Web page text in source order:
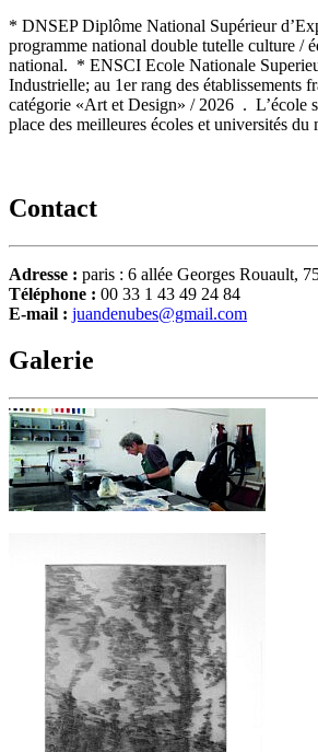
* DNSEP Diplôme National Supérieur
programme national double tutelle culture /
national. * ENSCI Ecole Nationale
Industrielle; au 1er rang des établissements
catégorie «Art et Design» / 2026 . L’école
place des meilleures écoles et universités
Contact
Adresse : paris : 6 allée Georges Rouault,
Téléphone : 00 33 1 43 49 24 84
E-mail : juandenubes@gmail.com
Galerie